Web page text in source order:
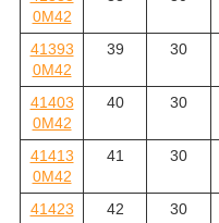
0M42
41393
0M42
39 30
41403
0M42
40 30
41413
0M42
41 30
41423
42 30